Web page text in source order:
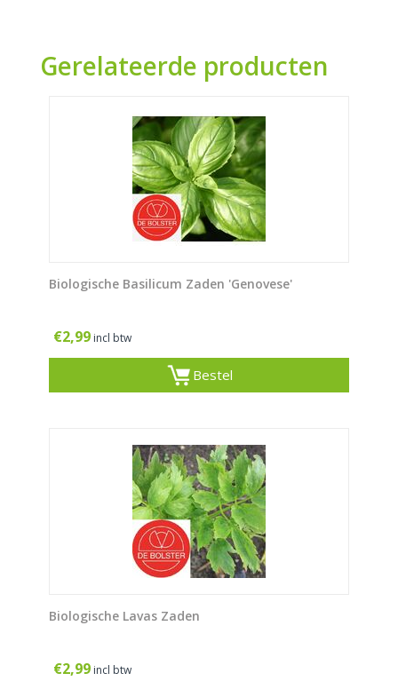
Gerelateerde producten
Biologische Basilicum Zaden 'Genovese'
€2,99 incl btw
Bestel
Biologische Lavas Zaden
€2,99 incl btw